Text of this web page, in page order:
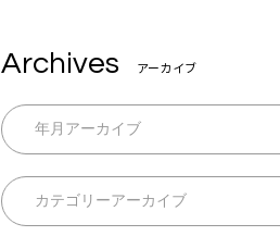
Archives アーカイブ